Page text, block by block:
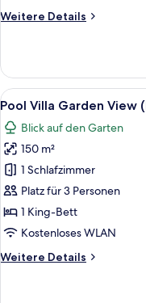
anzeigen
Weitere Details
Weitere
Suite
Beach
Front
friendly)
Alle
Fotos
für
Pool
Villa
Garden
View
(Dog-
anzeigen
8
Pool Villa Garden View
Blick auf den Garten
150 m²
1 Schlafzimmer
Platz für 3 Personen
1 King-Bett
Kostenloses WLAN
Weitere Details
Weitere